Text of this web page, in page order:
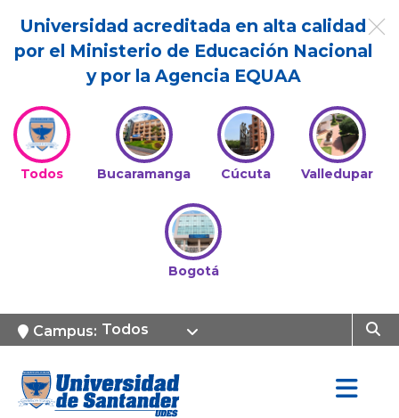
Universidad acreditada en alta calidad
por el Ministerio de Educación Nacional
y por la Agencia EQUAA
Todos Bucaramanga Cúcuta Valledupar
Bogotá
Campus: Todos